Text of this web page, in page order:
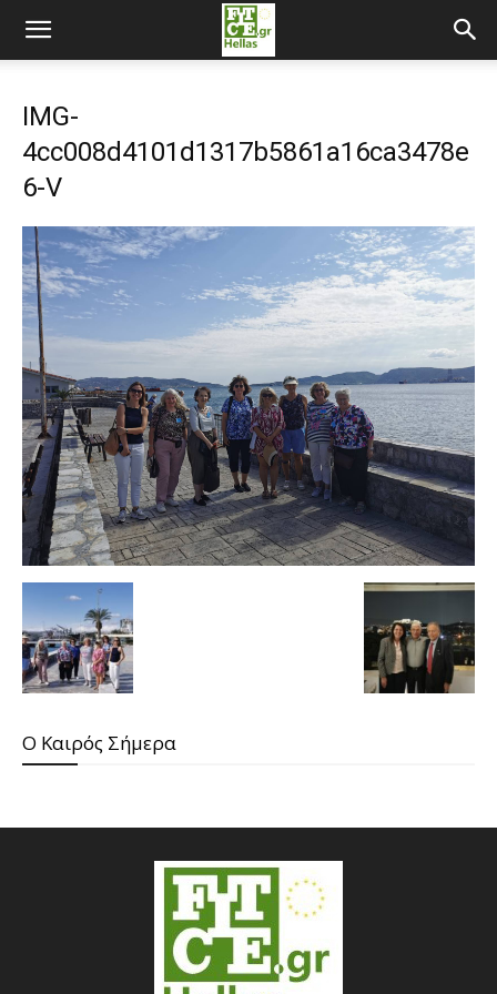
IMG-
4cc008d4101d1317b5861a16ca3478e
6-V
O Καιρός Σήμερα